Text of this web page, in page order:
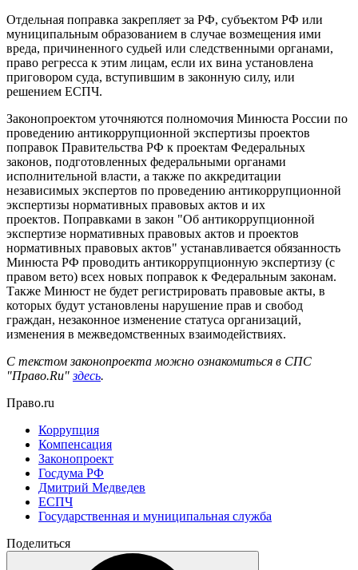
Отдельная поправка закрепляет за РФ, субъектом РФ или
муниципальным образованием в случае возмещения ими
вреда, причиненного судьей или следственными органами,
право регресса к этим лицам, если их вина установлена
приговором суда, вступившим в законную силу, или
решением ЕСПЧ.
Законопроектом уточняются полномочия Минюста России по
проведению антикоррупционной экспертизы проектов
поправок Правительства РФ к проектам Федеральных
законов, подготовленных федеральными органами
исполнительной власти, а также по аккредитации
независимых экспертов по проведению антикоррупционной
экспертизы нормативных правовых актов и их
проектов. Поправками в закон "Об антикоррупционной
экспертизе нормативных правовых актов и проектов
нормативных правовых актов" устанавливается обязанность
Минюста РФ проводить антикоррупционную экспертизу (с
правом вето) всех новых поправок к Федеральным законам.
Также Минюст не будет регистрировать правовые акты, в
которых будут установлены нарушение прав и свобод
граждан, незаконное изменение статуса организаций,
изменения в межведомственных взаимодействиях.
С текстом законопроекта можно ознакомиться в СПС
"Право.Ru"здесь.
Право.ru
Коррупция
Компенсация
Законопроект
Госдума РФ
Дмитрий Медведев
ЕСПЧ
Государственная и муниципальная служба
Поделиться